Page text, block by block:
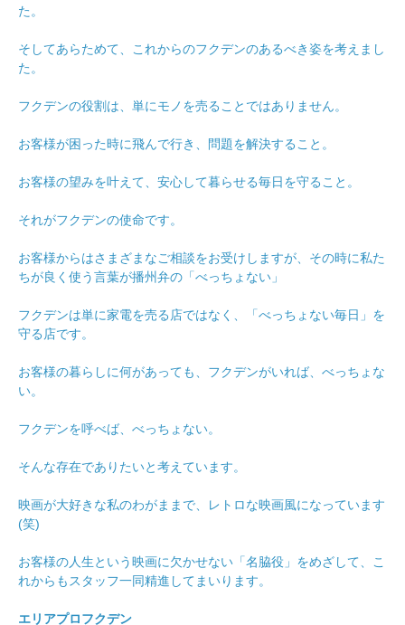
た。
そしてあらためて、これからのフクデンのあるべき姿を考えまし
た。
フクデンの役割は、単にモノを売ることではありません。
お客様が困った時に飛んで行き、問題を解決すること。
お客様の望みを叶えて、安心して暮らせる毎日を守ること。
それがフクデンの使命です。
お客様からはさまざまなご相談をお受けしますが、その時に私た
ちが良く使う言葉が播州弁の「べっちょない」
フクデンは単に家電を売る店ではなく、「べっちょない毎日」を
守る店です。
お客様の暮らしに何があっても、フクデンがいれば、べっちょな
い。
フクデンを呼べば、べっちょない。
そんな存在でありたいと考えています。
映画が大好きな私のわがままで、レトロな映画風になっています
(笑)
お客様の人生という映画に欠かせない「名脇役」をめざして、こ
れからもスタッフ一同精進してまいります。
エリアプロフクデン